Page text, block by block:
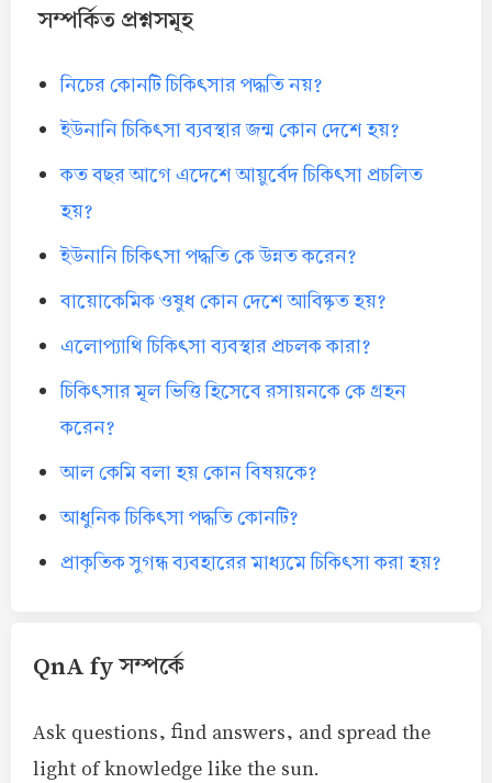
সম্পর্কিত প্রশ্নসমূহ
নিচের কোনটি চিকিৎসার পদ্ধতি নয়?
ইউনানি চিকিৎসা ব্যবস্থার জন্ম কোন দেশে হয়?
কত বছর আগে এদেশে আয়ুর্বেদ চিকিৎসা প্রচলিত
হয়?
ইউনানি চিকিৎসা পদ্ধতি কে উন্নত করেন?
বায়োকেমিক ওষুধ কোন দেশে আবিষ্কৃত হয়?
এলোপ্যাথি চিকিৎসা ব্যবস্থার প্রচলক কারা?
চিকিৎসার মূল ভিত্তি হিসেবে রসায়নকে কে গ্রহন
করেন?
আল কেমি বলা হয় কোন বিষয়কে?
আধুনিক চিকিৎসা পদ্ধতি কোনটি?
প্রাকৃতিক সুগন্ধ ব্যবহারের মাধ্যমে চিকিৎসা করা হয়?
QnA fy সম্পর্কে
Ask questions, find answers, and spread the
light of knowledge like the sun.